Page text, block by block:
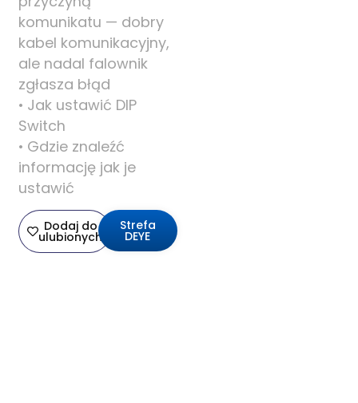
komunikatu — dobry
kabel komunikacyjny,
ale nadal falownik
zgłasza błąd
• Jak ustawić DIP
Switch
• Gdzie znaleźć
informację jak je
ustawić
Dodaj do
ulubionych
Strefa
DEYE